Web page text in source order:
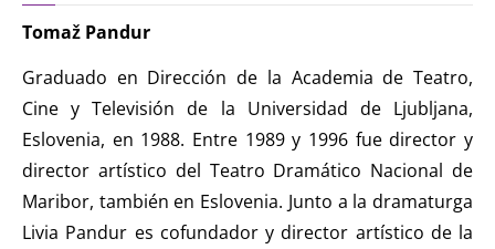
Tomaž Pandur
Graduado en Dirección de la Academia de Teatro,
Cine y Televisión de la Universidad de Ljubljana,
Eslovenia, en 1988. Entre 1989 y 1996 fue director y
director artístico del Teatro Dramático Nacional de
Maribor, también en Eslovenia. Junto a la dramaturga
Livia Pandur es cofundador y director artístico de la